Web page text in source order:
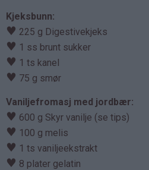
Kjeksbunn:
♥ 225 g Digestivekjeks
♥ 1 ss brunt sukker
♥ 1 ts kanel
♥ 75 g smør
Vaniljefromasj med jordbær:
♥ 600 g Skyr vanilje (se tips)
♥ 100 g melis
♥ 1 ts vaniljeekstrakt
♥ 8 plater gelatin